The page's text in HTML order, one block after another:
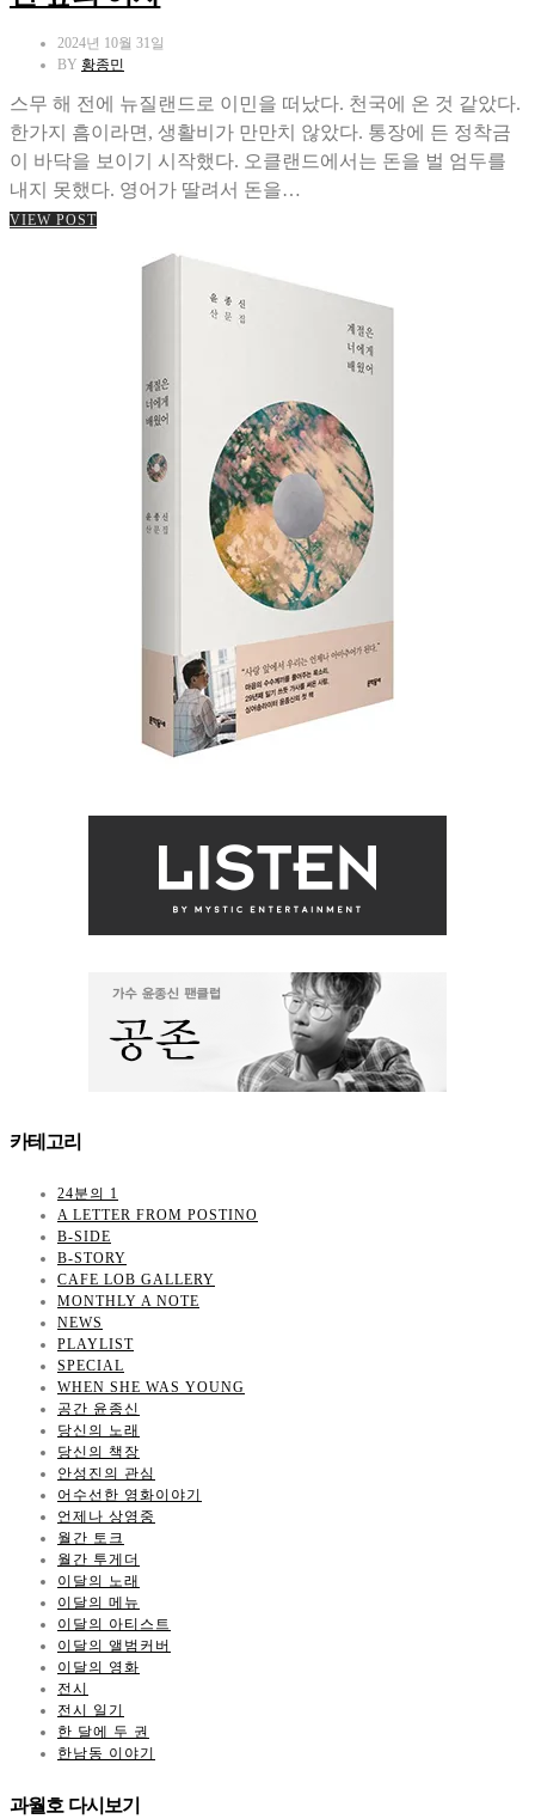
2024년 10월 31일
BY 황종민
스무 해 전에 뉴질랜드로 이민을 떠났다. 천국에 온 것 같았다.
한가지 흠이라면, 생활비가 만만치 않았다. 통장에 든 정착금
이 바닥을 보이기 시작했다. 오클랜드에서는 돈을 벌 엄두를
내지 못했다. 영어가 딸려서 돈을…
VIEW POST
카테고리
24분의 1
A LETTER FROM POSTINO
B-SIDE
B-STORY
CAFE LOB GALLERY
MONTHLY A NOTE
NEWS
PLAYLIST
SPECIAL
WHEN SHE WAS YOUNG
공간 윤종신
당신의 노래
당신의 책장
안성진의 관심
어수선한 영화이야기
언제나 상영중
월간 토크
월간 투게더
이달의 노래
이달의 메뉴
이달의 아티스트
이달의 앨범커버
이달의 영화
전시
전시 일기
한 달에 두 권
한남동 이야기
과월호 다시보기